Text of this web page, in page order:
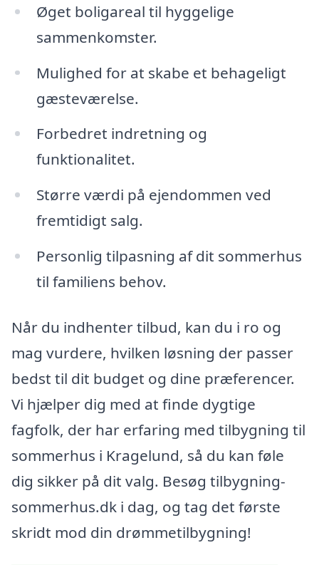
Øget boligareal til hyggelige
sammenkomster.
Mulighed for at skabe et behageligt
gæsteværelse.
Forbedret indretning og
funktionalitet.
Større værdi på ejendommen ved
fremtidigt salg.
Personlig tilpasning af dit sommerhus
til familiens behov.
Når du indhenter tilbud, kan du i ro og
mag vurdere, hvilken løsning der passer
bedst til dit budget og dine præferencer.
Vi hjælper dig med at finde dygtige
fagfolk, der har erfaring med tilbygning til
sommerhus i Kragelund, så du kan føle
dig sikker på dit valg. Besøg tilbygning-
sommerhus.dk i dag, og tag det første
skridt mod din drømmetilbygning!